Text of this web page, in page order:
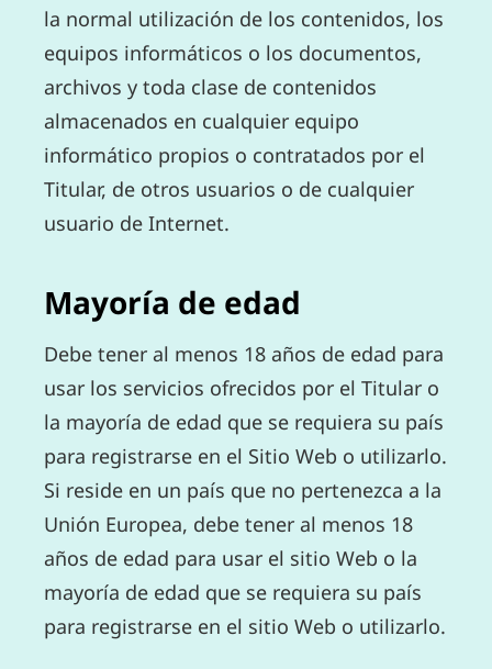
la normal utilización de los contenidos, los
equipos informáticos o los documentos,
archivos y toda clase de contenidos
almacenados en cualquier equipo
informático propios o contratados por el
Titular, de otros usuarios o de cualquier
usuario de Internet.
Mayoría de edad
Debe tener al menos 18 años de edad para
usar los servicios ofrecidos por el Titular o
la mayoría de edad que se requiera su país
para registrarse en el Sitio Web o utilizarlo.
Si reside en un país que no pertenezca a la
Unión Europea, debe tener al menos 18
años de edad para usar el sitio Web o la
mayoría de edad que se requiera su país
para registrarse en el sitio Web o utilizarlo.